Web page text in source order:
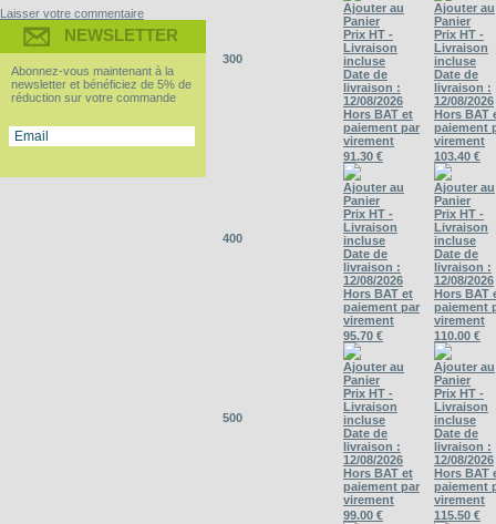
Laisser votre commentaire
NEWSLETTER
Abonnez-vous maintenant à la
newsletter et bénéficiez de 5% de
réduction sur votre commande
300
Ajouter au
Panier
Prix HT -
Livraison
incluse
Date de
livraison :
12/08/2026
Hors BAT et
paiement par
virement
Ajouter au
Panier
Prix HT -
Livraison
incluse
Date de
livraison :
12/08/2026
Hors BAT
paiement
virement
400
91.30 €
Ajouter au
Panier
Prix HT -
Livraison
incluse
Date de
livraison :
12/08/2026
Hors BAT et
paiement par
virement
103.40 €
Ajouter au
Panier
Prix HT -
Livraison
incluse
Date de
livraison :
12/08/2026
Hors BAT
paiement
virement
500
95.70 €
Ajouter au
Panier
Prix HT -
Livraison
incluse
Date de
livraison :
12/08/2026
Hors BAT et
paiement par
virement
110.00 €
Ajouter au
Panier
Prix HT -
Livraison
incluse
Date de
livraison :
12/08/2026
Hors BAT
paiement
virement
99.00 € 115.50 €